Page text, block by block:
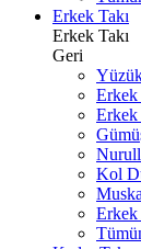
Erkek Takı
Erkek Takı
Geri
Kol